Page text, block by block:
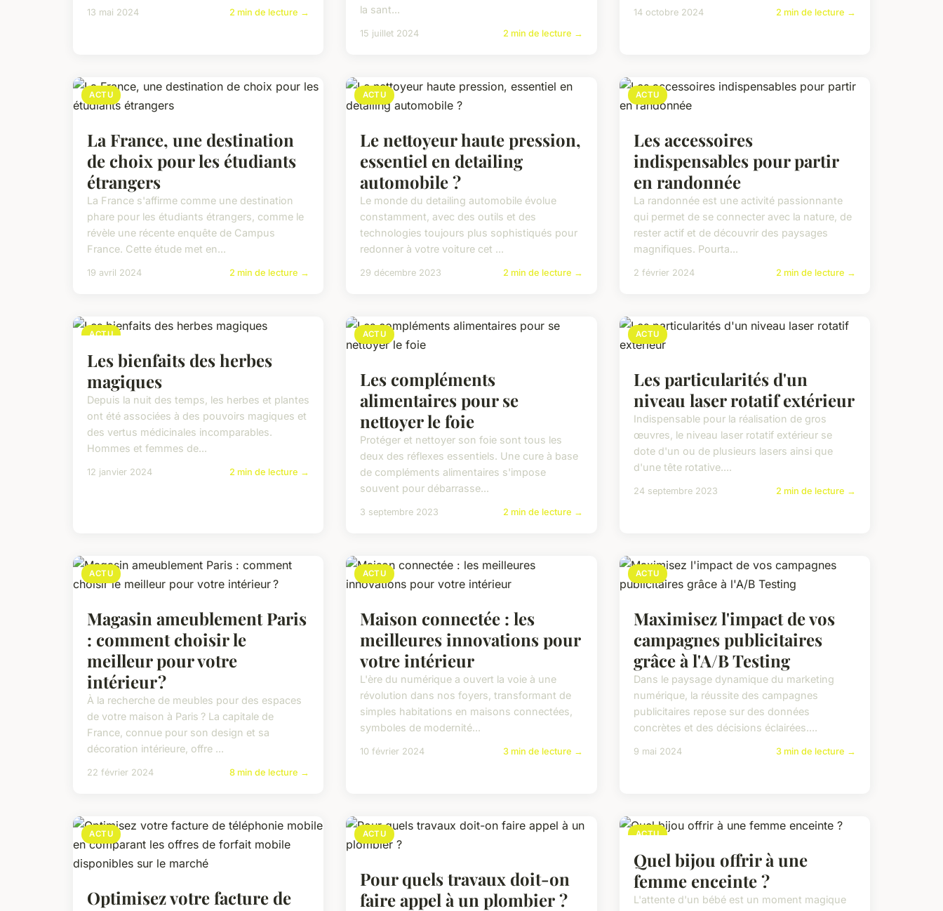
13 mai 2024 2 min de lecture →
la sant...
15 juillet 2024 2 min de lecture →
14 octobre 2024 2 min de lecture →
ACTU
La France, une destination
de choix pour les étudiants
étrangers
La France s'affirme comme une destination
phare pour les étudiants étrangers, comme le
révèle une récente enquête de Campus
France. Cette étude met en...
19 avril 2024 2 min de lecture →
ACTU
Le nettoyeur haute pression,
essentiel en detailing
automobile ?
Le monde du detailing automobile évolue
constamment, avec des outils et des
technologies toujours plus sophistiqués pour
redonner à votre voiture cet ...
29 décembre 2023 2 min de lecture →
ACTU
Les accessoires
indispensables pour partir
en randonnée
La randonnée est une activité passionnante
qui permet de se connecter avec la nature, de
rester actif et de découvrir des paysages
magnifiques. Pourta...
2 février 2024 2 min de lecture →
ACTU
Les bienfaits des herbes
magiques
Depuis la nuit des temps, les herbes et plantes
ont été associées à des pouvoirs magiques et
des vertus médicinales incomparables.
Hommes et femmes de...
12 janvier 2024 2 min de lecture →
ACTU
Les compléments
alimentaires pour se
nettoyer le foie
Protéger et nettoyer son foie sont tous les
deux des réflexes essentiels. Une cure à base
de compléments alimentaires s'impose
souvent pour débarrasse...
3 septembre 2023 2 min de lecture →
ACTU
Les particularités d'un
niveau laser rotatif extérieur
Indispensable pour la réalisation de gros
œuvres, le niveau laser rotatif extérieur se
dote d'un ou de plusieurs lasers ainsi que
d'une tête rotative....
24 septembre 2023 2 min de lecture →
ACTU
Magasin ameublement Paris
: comment choisir le
meilleur pour votre
intérieur ?
À la recherche de meubles pour des espaces
de votre maison à Paris ? La capitale de
France, connue pour son design et sa
décoration intérieure, offre ...
22 février 2024 8 min de lecture →
ACTU
Maison connectée : les
meilleures innovations pour
votre intérieur
L'ère du numérique a ouvert la voie à une
révolution dans nos foyers, transformant de
simples habitations en maisons connectées,
symboles de modernité...
10 février 2024 3 min de lecture →
ACTU
Maximisez l'impact de vos
campagnes publicitaires
grâce à l'A/B Testing
Dans le paysage dynamique du marketing
numérique, la réussite des campagnes
publicitaires repose sur des données
concrètes et des décisions éclairées....
9 mai 2024 3 min de lecture →
ACTU
Optimisez votre facture de
ACTU
Pour quels travaux doit-on
faire appel à un plombier ?
ACTU
Quel bijou offrir à une
femme enceinte ?
L'attente d'un bébé est un moment magique